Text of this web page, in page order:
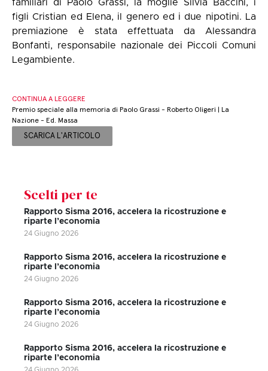
familiari di Paolo Grassi, la moglie Silvia Baccini, i
figli Cristian ed Elena, il genero ed i due nipotini. La
premiazione è stata effettuata da Alessandra
Bonfanti, responsabile nazionale dei Piccoli Comuni
Legambiente.
CONTINUA A LEGGERE
Premio speciale alla memoria di Paolo Grassi - Roberto Oligeri | La
Nazione - Ed. Massa
SCARICA L'ARTICOLO
Scelti per te
Rapporto Sisma 2016, accelera la ricostruzione e
riparte l’economia
24 Giugno 2026
Rapporto Sisma 2016, accelera la ricostruzione e
riparte l’economia
24 Giugno 2026
Rapporto Sisma 2016, accelera la ricostruzione e
riparte l’economia
24 Giugno 2026
Rapporto Sisma 2016, accelera la ricostruzione e
riparte l’economia